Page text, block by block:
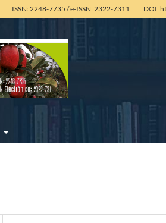
ISSN: 2248-7735 / e-ISSN: 2322-7311 DOI: